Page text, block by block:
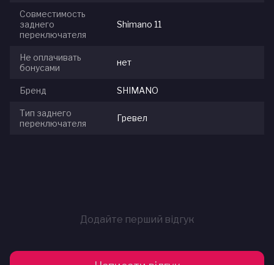
Совместимость
заднего
переключателя
Shimano 11
Не оплачивать
бонусами
нет
Бренд SHIMANO
Тип заднего
переключателя
Гревел
Додайте перший відгук